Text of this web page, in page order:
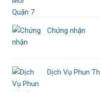
Chứng nhận
Dịch Vụ Phun